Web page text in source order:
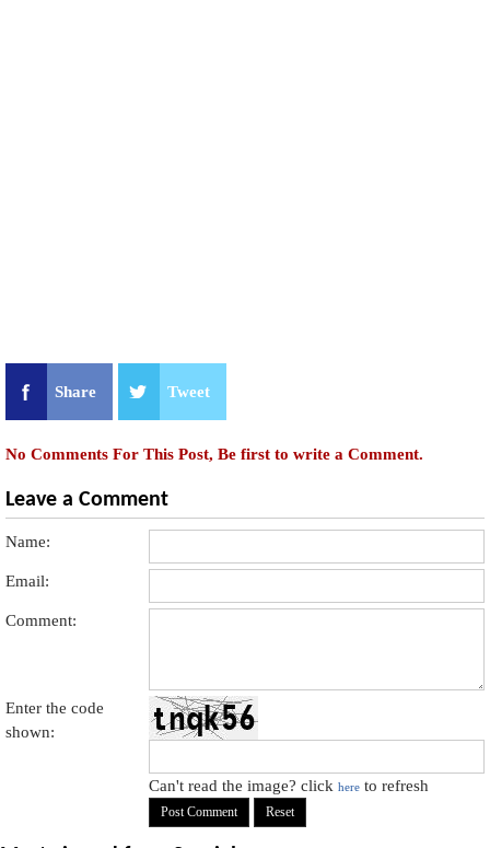
Share Tweet
No Comments For This Post, Be first to write a Comment.
Leave a Comment
Name:
Email:
Comment:
Enter the code
shown:
Can't read the image? clickhere to refresh